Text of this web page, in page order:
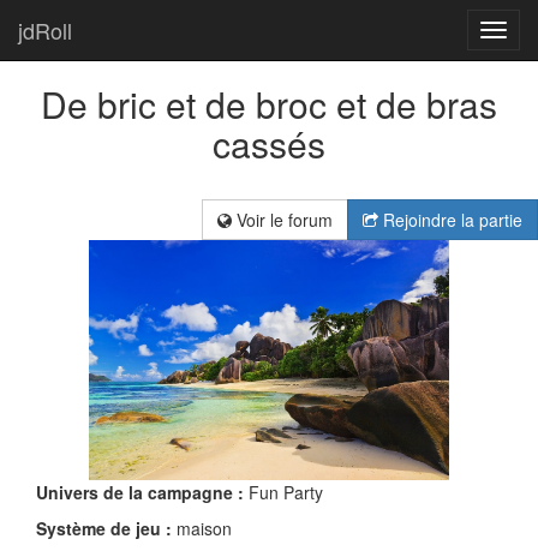
jdRoll
De bric et de broc et de bras
cassés
Voir le forum Rejoindre la partie
Univers de la campagne : Fun Party
Système de jeu : maison